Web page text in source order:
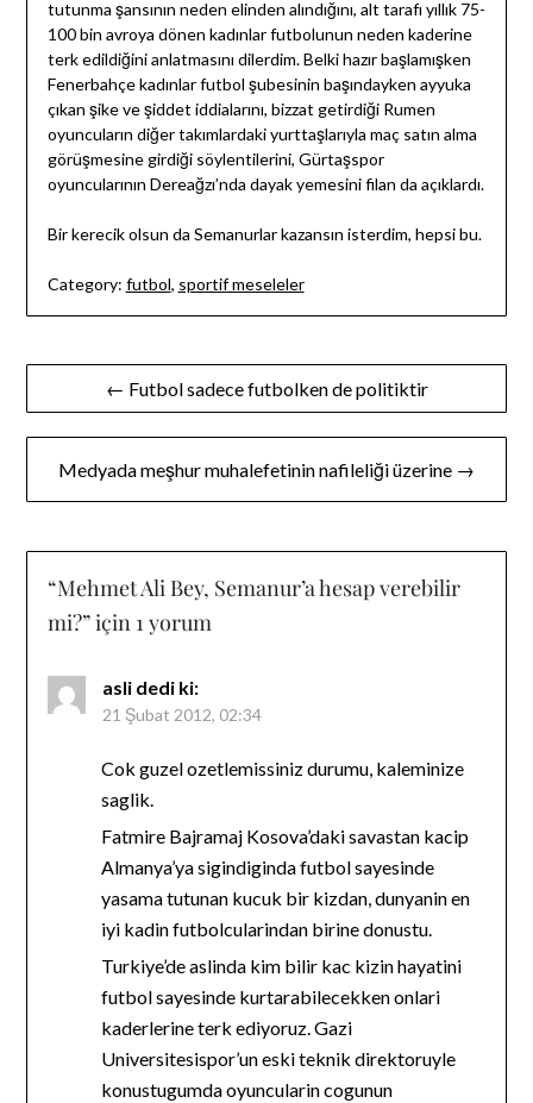
tutunma şansının neden elinden alındığını, alt tarafı yıllık 75-
100 bin avroya dönen kadınlar futbolunun neden kaderine
terk edildiğini anlatmasını dilerdim. Belki hazır başlamışken
Fenerbahçe kadınlar futbol şubesinin başındayken ayyuka
çıkan şike ve şiddet iddialarını, bizzat getirdiği Rumen
oyuncuların diğer takımlardaki yurttaşlarıyla maç satın alma
görüşmesine girdiği söylentilerini, Gürtaşspor
oyuncularının Dereağzı’nda dayak yemesini filan da açıklardı.
Bir kerecik olsun da Semanurlar kazansın isterdim, hepsi bu.
Category: futbol, sportif meseleler
Yazı
gezinmesi
← Futbol sadece futbolken de politiktir
Medyada meşhur muhalefetinin nafileliği üzerine →
“Mehmet Ali Bey, Semanur’a hesap verebilir
mi?” için 1 yorum
asli dedi ki:
21 Şubat 2012, 02:34
Cok guzel ozetlemissiniz durumu, kaleminize
saglik.
Fatmire Bajramaj Kosova’daki savastan kacip
Almanya’ya sigindiginda futbol sayesinde
yasama tutunan kucuk bir kizdan, dunyanin en
iyi kadin futbolcularindan birine donustu.
Turkiye’de aslinda kim bilir kac kizin hayatini
futbol sayesinde kurtarabilecekken onlari
kaderlerine terk ediyoruz. Gazi
Universitesispor’un eski teknik direktoruyle
konustugumda oyuncularin cogunun